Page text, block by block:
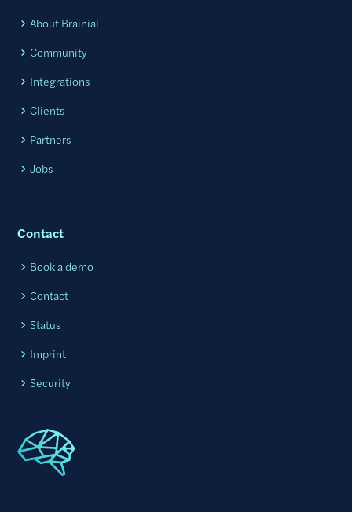
About Brainial
Community
Integrations
Clients
Partners
Jobs
Contact
Book a demo
Contact
Status
Imprint
Security